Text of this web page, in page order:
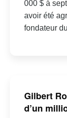
000 $ à
avoir été
fondateur
Gilbert
d’un